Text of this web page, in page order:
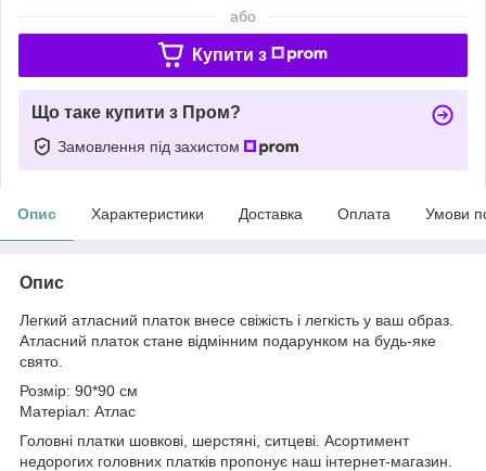
або
Купити з
Що таке купити з Пром?
Замовлення під захистом
Опис Характеристики Доставка Оплата Умови
Опис
Легкий атласний платок внесе свіжість і легкість у ваш образ.
Атласний платок стане відмінним подарунком на будь-яке
свято.
Розмір: 90*90 см
Матеріал: Атлас
Головні платки шовкові, шерстяні, ситцеві. Асортимент
недорогих головних платків пропонує наш інтернет-магазин.